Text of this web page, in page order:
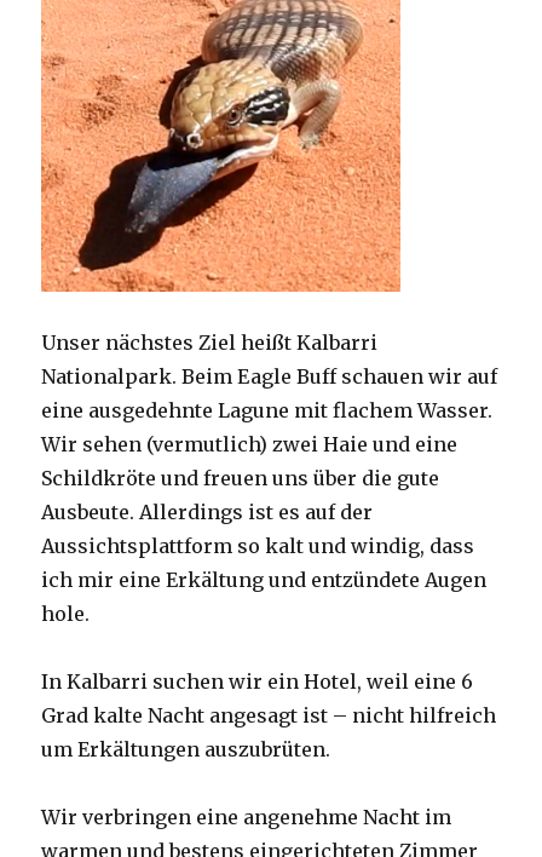
Unser nächstes Ziel heißt Kalbarri
Nationalpark. Beim Eagle Buff schauen wir auf
eine ausgedehnte Lagune mit flachem Wasser.
Wir sehen (vermutlich) zwei Haie und eine
Schildkröte und freuen uns über die gute
Ausbeute. Allerdings ist es auf der
Aussichtsplattform so kalt und windig, dass
ich mir eine Erkältung und entzündete Augen
hole.
In Kalbarri suchen wir ein Hotel, weil eine 6
Grad kalte Nacht angesagt ist – nicht hilfreich
um Erkältungen auszubrüten.
Wir verbringen eine angenehme Nacht im
warmen und bestens eingerichteten Zimmer